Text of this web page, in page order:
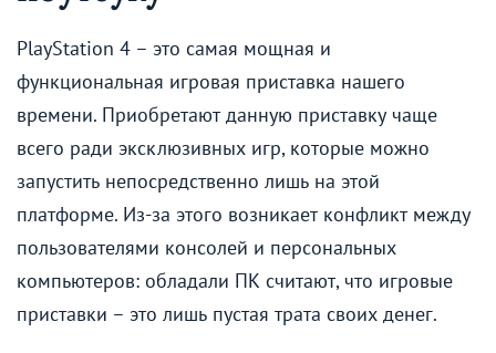
PlayStation 4 – это самая мощная и
функциональная игровая приставка нашего
времени. Приобретают данную приставку чаще
всего ради эксклюзивных игр, которые можно
запустить непосредственно лишь на этой
платформе. Из-за этого возникает конфликт между
пользователями консолей и персональных
компьютеров: обладали ПК считают, что игровые
приставки – это лишь пустая трата своих денег.